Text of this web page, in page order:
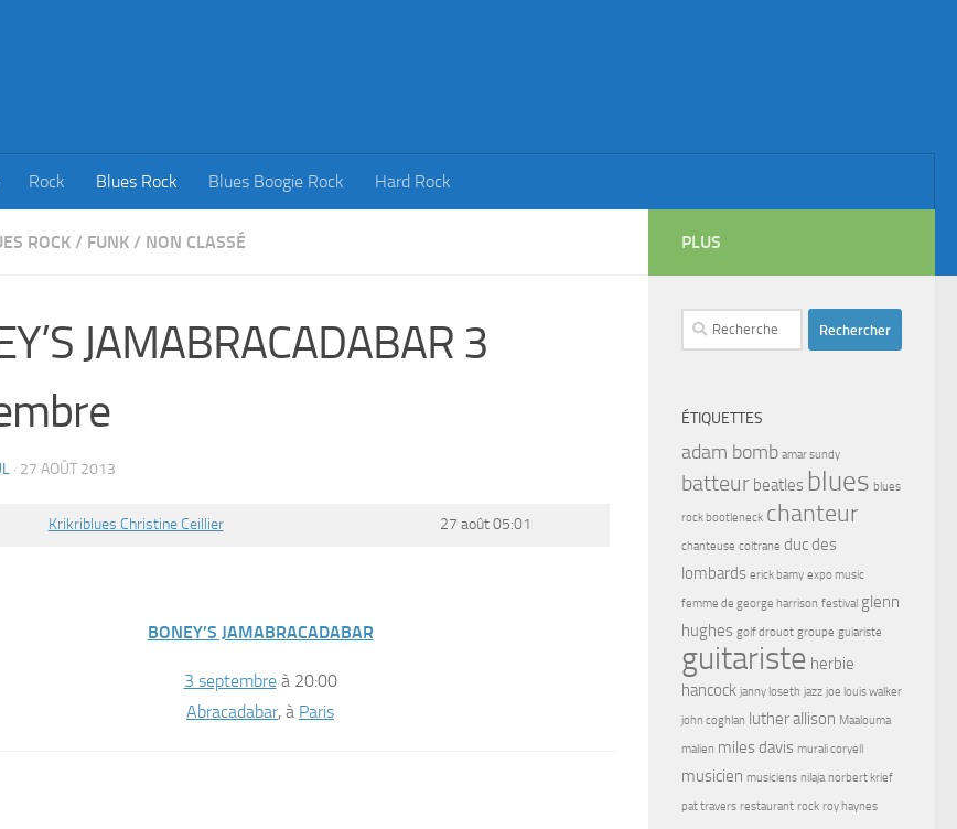
Rock Blues Rock Blues Boogie Rock Hard Rock
ROCK / FUNK / NON CLASSÉ
JAMABRACADABAR 3
· 27 AOÛT 2013
Krikriblues Christine Ceillier 27 août 05:01
BONEY’S JAMABRACADABAR
3 septembreà 20:00
Abracadabar, à Paris
PLUS
Rechercher :
ÉTIQUETTES
adam bomb amar sundy
batteur beatles blues blues
rock bootleneck chanteur
chanteuse coltrane duc des
lombards erick bamy expo music
femme de george harrison festival glenn
hughes golf drouot groupe guiariste
guitariste herbie
hancock janny loseth jazz joe louis walker
john coghlan luther allison Maalouma
malien miles davis murali coryell
musicien musiciens nilaja norbert krief
pat travers restaurant rock roy haynes